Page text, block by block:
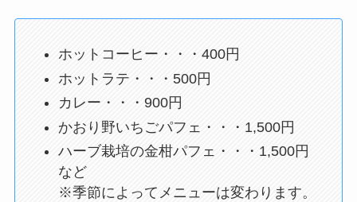
ホットコーヒー・・・400円
ホットラテ・・・500円
カレー・・・900円
かおり野いちごパフェ・・・1,500円
ハーブ栽培の金柑パフェ・・・1,500円
など
※季節によってメニューは変わります。